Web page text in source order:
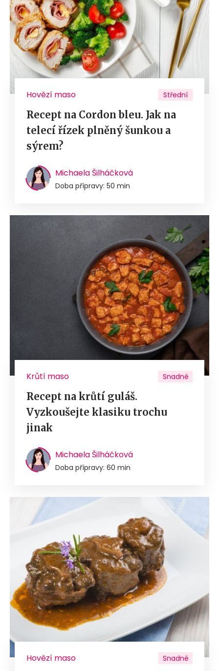
Hovězí maso Střední
Recept na Cordon bleu. Jak na
telecí řízek plněný šunkou a
sýrem?
Michaela Šilháčková
Doba přípravy: 50 min
Krůtí maso Snadné
Recept na krůtí guláš.
Vyzkoušejte klasiku trochu
jinak
Michaela Šilháčková
Doba přípravy: 60 min
Hovězí maso Snadné